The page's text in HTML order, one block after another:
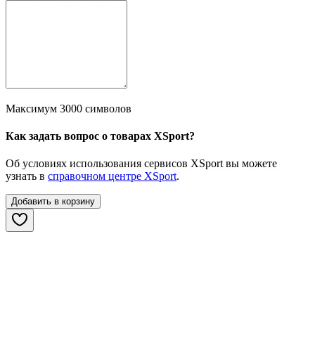
Максимум 3000 символов
Как задать вопрос о товарах XSport?
Об условиях использования сервисов XSport вы можете
узнать в справочном центре XSport.
Добавить в корзину